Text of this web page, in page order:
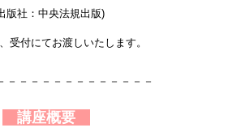
版社：中央法規出版)
受付にてお渡しいたします。
－－－－－－－－－－－－－
講座概要